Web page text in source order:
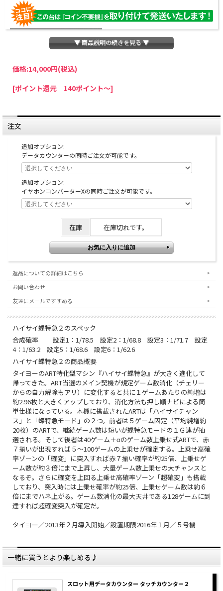
パチスロわっしょいでは、全ての台に「コイン不要機」を無料で取り付けて発送さ
せていただいております。コイン不要機をご利用になられますと、コインが必要な
ていただきましたら、ご注文価格より2000円引きいたします。
※在庫切れの台でも入荷している場合がありますので、電話かメールにてお問い合
わせ下さい。
▼ 商品説明の続きを見る ▼
価格:14,000円(税込)
[ポイント還元 140ポイント～]
注文
追加オプション:
データカウンターの同時ご注文が可能です。
追加オプション:
イヤホンコンバーターXの同時ご注文が可能です。
在庫 在庫切れです。
返品についての詳細はこちら
お問い合わせ
友達にメールですすめる
ハイサイ蝶特急２のスペック
合成確率 設定1：1/78.5 設定2：1/68.8 設定3：1/71.7 設定
4：1/63.2 設定5：1/68.6 設定6：1/62.6
ハイサイ蝶特急２の商品概要
タイヨーのART特化型マシン『ハイサイ蝶特急』が大きく進化して
帰ってきた。ART当選のメイン契機が規定ゲーム数消化（チェリー
からの自力解除もアリ）に変化すると共に１ゲームあたりの純増は
約2.96枚と大きくアップしており、消化方法も押し順ナビによる簡
単仕様になっている。本機に搭載されたARTは「ハイサイチャン
ス」と「蝶特急モード」の２つ。前者は５ゲーム固定（平均純増約
20枚）のARTで、継続ゲーム数は短いが蝶特急モードの１Ｇ連が抽
選される。そして後者は40ゲーム＋αのゲーム数上乗せ式ARTで、赤
７揃いが出現すれば５～100ゲームの上乗せが確定する。上乗せ高確
率ゾーンの「確変」に突入すれば赤７揃い確率が約25倍、上乗せゲ
ーム数が約３倍にまで上昇し、大量ゲーム数上乗せの大チャンスと
なるぞ。さらに確変を上回る上乗せ高確率ゾーン「超確変」も搭載
しており、突入時には上乗せ確率が約25倍、上乗せゲーム数は約６
倍にまでハネ上がる。ゲーム数消化の最大天井である128ゲームに到
達すれば超確変突入が確定だ。
タイヨー／2013年２月導入開始／設置期限2016年１月／５号機
一緒に買うとより楽しめる♪
スロット用データカウンター タッチカウンター２